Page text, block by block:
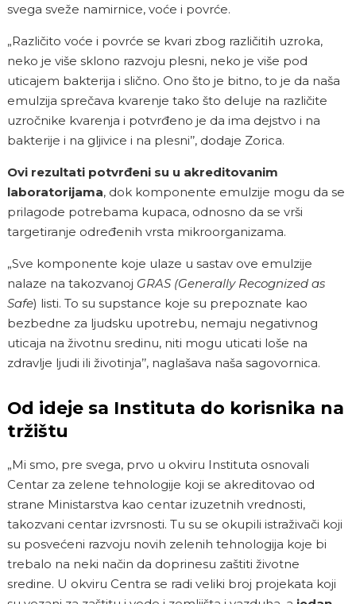
svega sveže namirnice, voće i povrće.
„Različito voće i povrće se kvari zbog različitih uzroka,
neko je više sklono razvoju plesni, neko je više pod
uticajem bakterija i slično. Ono što je bitno, to je da naša
emulzija sprečava kvarenje tako što deluje na različite
uzročnike kvarenja i potvrđeno je da ima dejstvo i na
bakterije i na gljivice i na plesni’’, dodaje Zorica.
Ovi rezultati potvrđeni su u akreditovanim
laboratorijama, dok komponente emulzije mogu da se
prilagode potrebama kupaca, odnosno da se vrši
targetiranje određenih vrsta mikroorganizama.
„Sve komponente koje ulaze u sastav ove emulzije
nalaze na takozvanoj GRAS (Generally Recognized as
Safe) listi. To su supstance koje su prepoznate kao
bezbedne za ljudsku upotrebu, nemaju negativnog
uticaja na životnu sredinu, niti mogu uticati loše na
zdravlje ljudi ili životinja’’, naglašava naša sagovornica.
Od ideje sa Instituta do korisnika na
tržištu
„Mi smo, pre svega, prvo u okviru Instituta osnovali
Centar za zelene tehnologije koji se akreditovao od
strane Ministarstva kao centar izuzetnih vrednosti,
takozvani centar izvrsnosti. Tu su se okupili istraživači koji
su posvećeni razvoju novih zelenih tehnologija koje bi
trebalo na neki način da doprinesu zaštiti životne
sredine. U okviru Centra se radi veliki broj projekata koji